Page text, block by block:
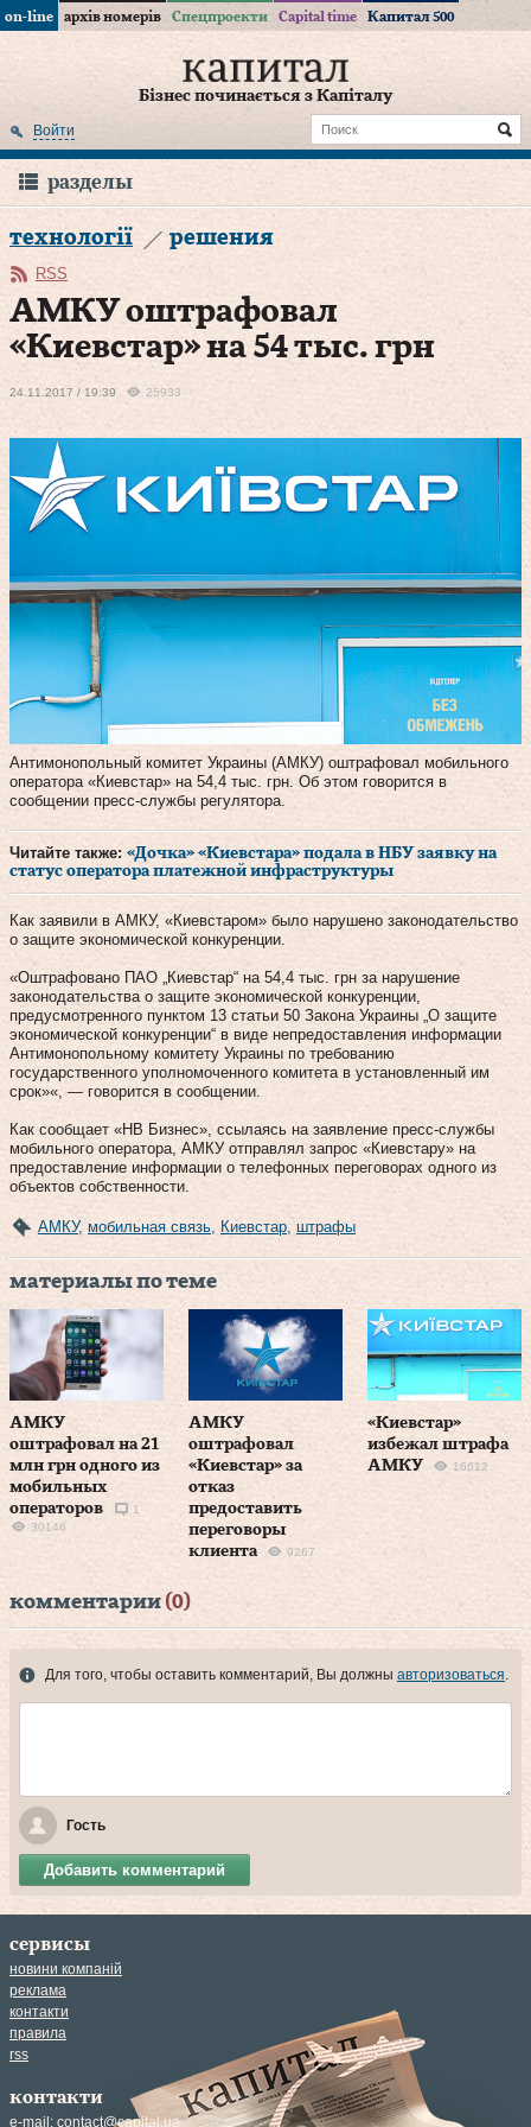
on-line архів номерів Спецпроекти Capital time Капитал 500
Бізнес починається з Капіталу
Войти
разделы
технології решения
RSS
АМКУ оштрафовал
«Киевстар» на 54 тыс. грн
24.11.2017 / 19:39 25933
Антимонопольный комитет Украины (АМКУ) оштрафовал мобильного
оператора «Киевстар» на 54,4 тыс. грн. Об этом говорится в
сообщении пресс-службы регулятора.
Читайте также: «Дочка» «Киевстара» подала в НБУ заявку на
статус оператора платежной инфраструктуры
Как заявили в АМКУ, «Киевстаром» было нарушено законодательство
о защите экономической конкуренции.
«Оштрафовано ПАО „Киевстар“ на 54,4 тыс. грн за нарушение
законодательства о защите экономической конкуренции,
предусмотренного пунктом 13 статьи 50 Закона Украины „О защите
экономической конкуренции“ в виде непредоставления информации
Антимонопольному комитету Украины по требованию
государственного уполномоченного комитета в установленный им
срок»«, — говорится в сообщении.
Как сообщает «НВ Бизнес», ссылаясь на заявление пресс-службы
мобильного оператора, АМКУ отправлял запрос «Киевстару» на
предоставление информации о телефонных переговорах одного из
объектов собственности.
АМКУ, мобильная связь Киевстар штрафы
материалы по теме
АМКУ
оштрафовал на 21
млн грн одного из
мобильных
операторов
1
30146
АМКУ
оштрафовал
«Киевстар» за
отказ
предоставить
переговоры
клиента
9267
«Киевстар»
избежал штрафа
АМКУ
16612
комментарии (0)
Для того, чтобы оставить комментарий, Вы должны авторизоваться.
Гость
Добавить комментарий
сервисы
новини компаній
реклама
контакти
правила
rss
контакти
e-mail: contact@capital.ua